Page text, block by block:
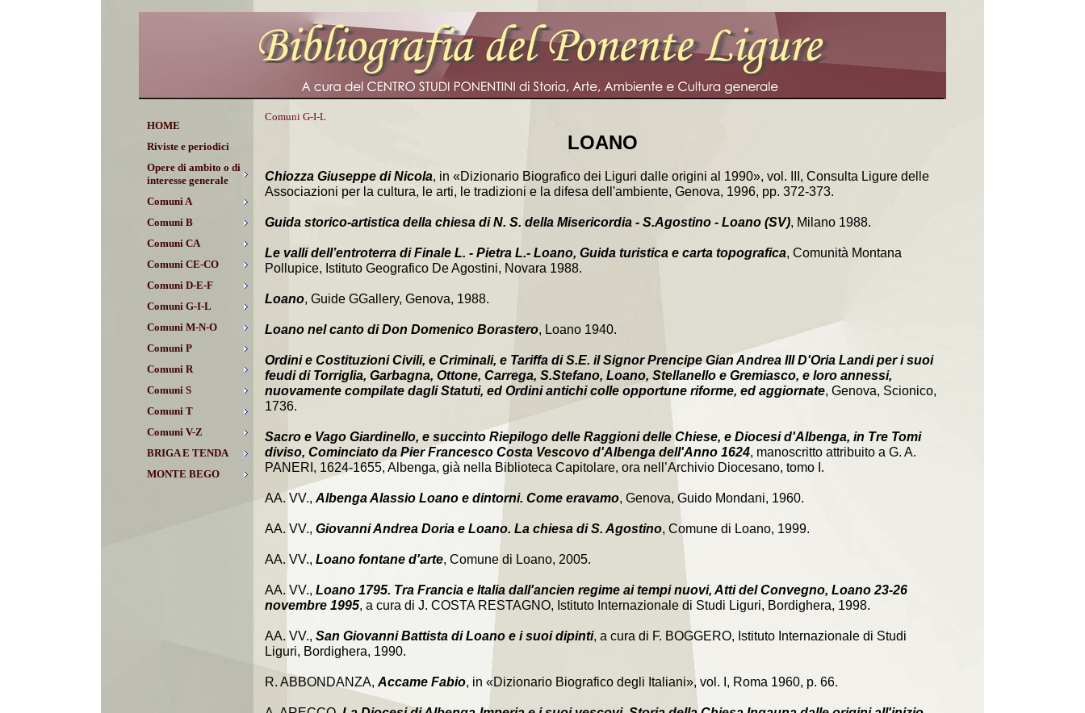
HOME
Riviste e periodici
Opere di ambito o di
interesse generale
Comuni A
Comuni B
Comuni CA
Comuni CE-CO
Comuni D-E-F
Comuni G-I-L
Comuni M-N-O
Comuni P
Comuni R
Comuni S
Comuni T
Comuni V-Z
BRIGA E TENDA
MONTE BEGO
Comuni G-I-L
LOANO
Chiozza Giuseppe di Nicola, in «Dizionario Biografico dei Liguri dalle origini al 1990», vol. III, Consulta Ligure delle
Associazioni per la cultura, le arti, le tradizioni e la difesa dell'ambiente, Genova, 1996, pp. 372-373.
Guida storico-artistica della chiesa di N. S. della Misericordia - S.Agostino - Loano (SV), Milano 1988.
Le valli dell’entroterra di Finale L. - Pietra L.- Loano, Guida turistica e carta topografica, Comunità Montana
Pollupice, Istituto Geografico De Agostini, Novara 1988.
Loano, Guide GGallery, Genova, 1988.
Loano nel canto di Don Domenico Borastero, Loano 1940.
Ordini e Costituzioni Civili, e Criminali, e Tariffa di S.E. il Signor Prencipe Gian Andrea III D'Oria Landi per i suoi
feudi di Torriglia, Garbagna, Ottone, Carrega, S.Stefano, Loano, Stellanello e Gremiasco, e loro annessi,
nuovamente compilate dagli Statuti, ed Ordini antichi colle opportune riforme, ed aggiornate, Genova, Scionico,
1736.
Sacro e Vago Giardinello, e succinto Riepilogo delle Raggioni delle Chiese, e Diocesi d'Albenga, in Tre Tomi
diviso, Cominciato da Pier Francesco Costa Vescovo d'Albenga dell'Anno 1624, manoscritto attribuito a G. A.
PANERI, 1624-1655, Albenga, già nella Biblioteca Capitolare, ora nell’Archivio Diocesano, tomo I.
AA. VV., Albenga Alassio Loano e dintorni. Come eravamo, Genova, Guido Mondani, 1960.
AA. VV., Giovanni Andrea Doria e Loano. La chiesa di S. Agostino, Comune di Loano, 1999.
AA. VV., Loano fontane d'arte, Comune di Loano, 2005.
AA. VV., Loano 1795. Tra Francia e Italia dall'ancien regime ai tempi nuovi, Atti del Convegno, Loano 23-26
novembre 1995, a cura di J. COSTA RESTAGNO, Istituto Internazionale di Studi Liguri, Bordighera, 1998.
AA. VV., San Giovanni Battista di Loano e i suoi dipinti, a cura di F. BOGGERO, Istituto Internazionale di Studi
Liguri, Bordighera, 1990.
R. ABBONDANZA, Accame Fabio, in «Dizionario Biografico degli Italiani», vol. I, Roma 1960, p. 66.